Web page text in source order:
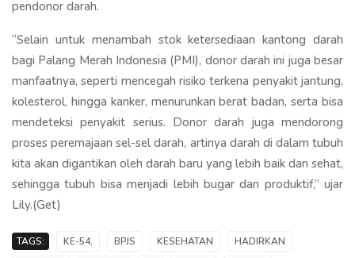
pendonor darah.
“Selain untuk menambah stok ketersediaan kantong darah
bagi Palang Merah Indonesia (PMI), donor darah ini juga besar
manfaatnya, seperti mencegah risiko terkena penyakit jantung,
kolesterol, hingga kanker, menurunkan berat badan, serta bisa
mendeteksi penyakit serius. Donor darah juga mendorong
proses peremajaan sel-sel darah, artinya darah di dalam tubuh
kita akan digantikan oleh darah baru yang lebih baik dan sehat,
sehingga tubuh bisa menjadi lebih bugar dan produktif,” ujar
Lily.(Get)
TAGS: KE-54, BPJS KESEHATAN
HADIRKAN